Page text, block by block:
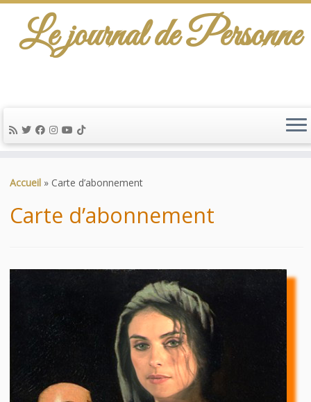
au
Le journal de Personne
Accueil » Carte d’abonnement
Carte d’abonnement